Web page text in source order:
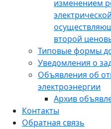
изменением
второй
Типовые формы
Уведомления о
Объявления об
электроэнергии
Архив
Контакты
Обратная связь